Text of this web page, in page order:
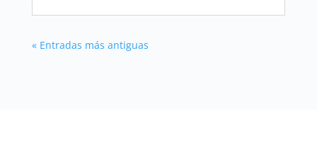
« Entradas más antiguas